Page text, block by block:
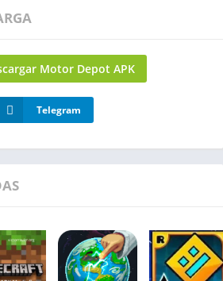
Motor Depot APK
Telegram